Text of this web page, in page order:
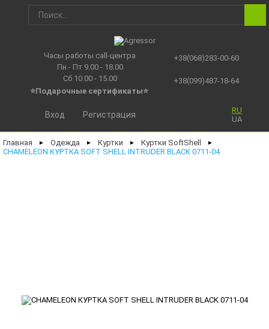
Часы работы call-центра
Пн - Пт 9.00 - 18.00
Сб 10.00 - 15.00
⭐Подарочные сертификаты⭐
+38(068)283-00-60
+38(099)487-18-64
RU
UA
Вход Регистрация
Главная ► Одежда ► Куртки ► Куртки SoftShell ►
CHAMELEON КУРТКА SOFT SHELL INTRUDER BLACK 0711-04